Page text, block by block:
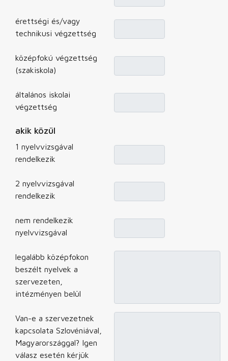
érettségi és/vagy
technikusi végzettség
középfokú végzettség
(szakiskola)
általános iskolai
végzettség
akik közül
1 nyelvvizsgával
rendelkezik
2 nyelvvizsgával
rendelkezik
nem rendelkezik
nyelvvizsgával
legalább középfokon
beszélt nyelvek a
szervezeten,
intézményen belül
Van-e a szervezetnek
kapcsolata Szlovéniával,
Magyarországgal? Igen
válasz esetén kérjük